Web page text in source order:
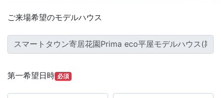
ご来場希望のモデルハウス
第一希望日時 必須